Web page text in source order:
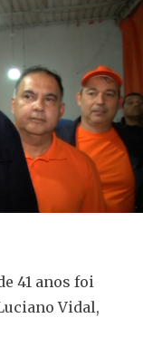
41 anos foi
Vidal,